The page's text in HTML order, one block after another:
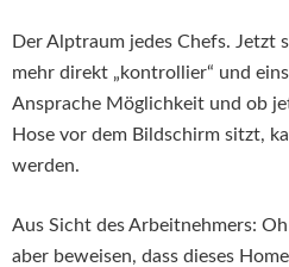
Der Alptraum jedes Chefs. Jetzt
mehr direkt „kontrollier“ und
Ansprache Möglichkeit und ob
Hose vor dem Bildschirm sitzt,
werden.
Aus Sicht des Arbeitnehmers:
aber beweisen, dass dieses